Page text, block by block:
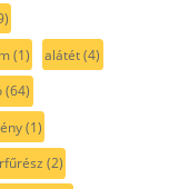
(1) alátét(4)
(64)
(1)
(2)